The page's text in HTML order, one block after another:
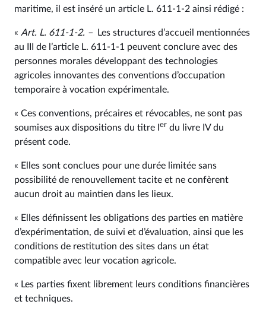
maritime, il est inséré un article L. 611‑1‑2 ainsi rédigé :
« Art. L. 611‑1‑2. –
Les structures d’accueil mentionnées
au III de l’article L. 611‑1‑1 peuvent conclure avec des
personnes morales développant des technologies
agricoles innovantes des conventions d’occupation
temporaire à vocation expérimentale.
« Ces conventions, précaires et révocables, ne sont pas
soumises aux dispositions du titre I er du livre IV du
présent code.
« Elles sont conclues pour une durée limitée sans
possibilité de renouvellement tacite et ne confèrent
aucun droit au maintien dans les lieux.
« Elles définissent les obligations des parties en matière
d’expérimentation, de suivi et d’évaluation, ainsi que les
conditions de restitution des sites dans un état
compatible avec leur vocation agricole.
« Les parties fixent librement leurs conditions financières
et techniques.